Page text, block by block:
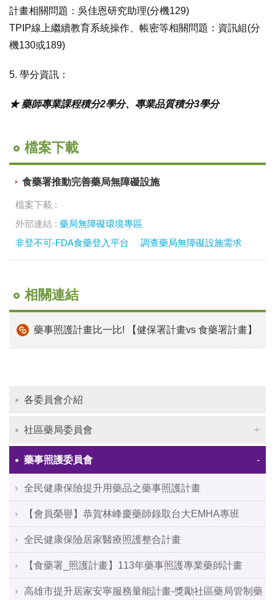
計畫相關問題：吳佳恩研究助理(分機129)
TPIP線上繼續教育系統操作、帳密等相關問題：資訊組(分
機130或189)
5. 學分資訊：
★ 藥師專業課程積分2學分、專業品質積分3學分
檔案下載
食藥署推動完善藥局無障礙設施
檔案下載 :
外部連結 : 藥局無障礙環境專區
非登不可-FDA食藥登入平台
調查藥局無障礙設施需求
相關連結
藥事照護計畫比一比! 【健保署計畫vs 食藥署計畫】
各委員會介紹
社區藥局委員會
藥事照護委員會
全民健康保險提升用藥品之藥事照護計畫
【會員榮譽】恭賀林峰慶藥師錄取台大EMHA專班
全民健康保險居家醫療照護整合計畫
【食藥署_照護計畫】113年藥事照護專業藥師計畫
高雄市提升居家安寧服務量能計畫-獎勵社區藥局管制藥